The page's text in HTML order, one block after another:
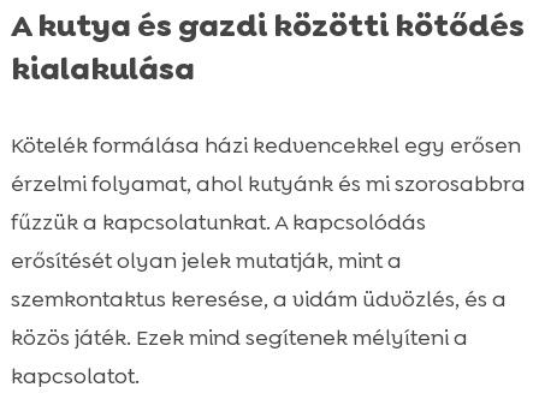
A kutya és gazdi közötti kötődés
kialakulása
Kötelék formálása házi kedvencekkel egy erősen
érzelmi folyamat, ahol kutyánk és mi szorosabbra
fűzzük a kapcsolatunkat. A kapcsolódás
erősítését olyan jelek mutatják, mint a
szemkontaktus keresése, a vidám üdvözlés, és a
közös játék. Ezek mind segítenek mélyíteni a
kapcsolatot.